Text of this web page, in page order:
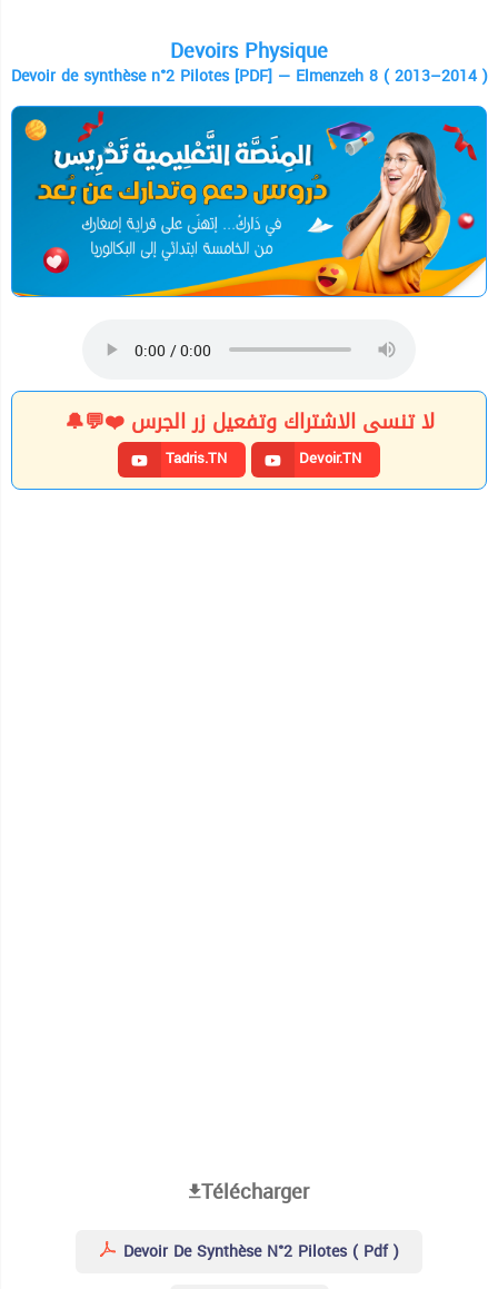
Devoirs Physique
Devoir de synthèse n°2 Pilotes [PDF] — Elmenzeh 8 ( 2013–2014 )
لا تنسى الاشتراك وتفعيل زر الجرس ❤️💬🔔
Tadris.TN Devoir.TN
Télécharger
Devoir De Synthèse N°2 Pilotes ( Pdf )